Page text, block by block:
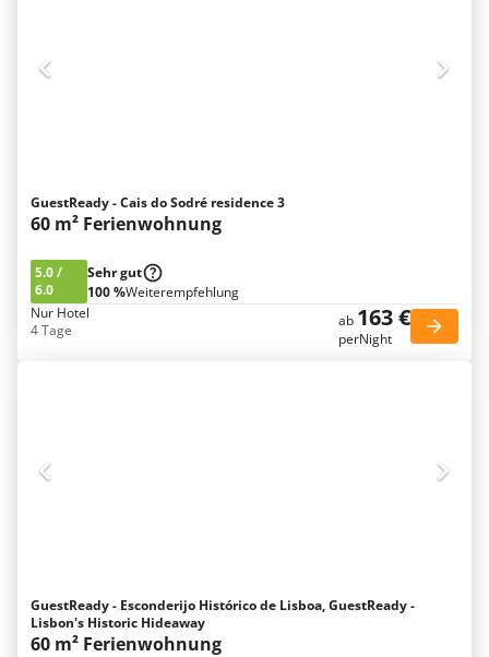
GuestReady - Cais do Sodré residence 3
60 m² Ferienwohnung
5.0/
6.0
Sehr gut
100 %Weiterempfehlung
Nur Hotel
4 Tage
ab 163 €
perNight
GuestReady - Esconderijo Histórico de Lisboa, GuestReady -
Lisbon's Historic Hideaway
60 m² Ferienwohnung